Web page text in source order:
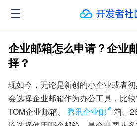
企业邮箱怎么申请？企业
择？
现如今，无论是新创的小企业或者
会选择企业邮箱作为办公工具，比较
TOM企业邮箱、
腾讯企业邮
箱、